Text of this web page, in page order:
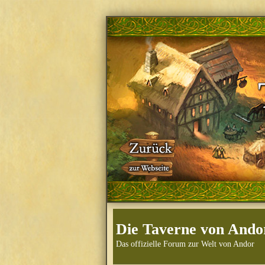
Die Taverne von
Das offizielle Forum zur Welt von Andor